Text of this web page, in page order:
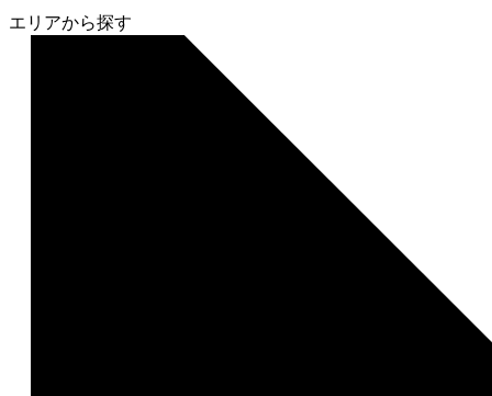
エリアから探す